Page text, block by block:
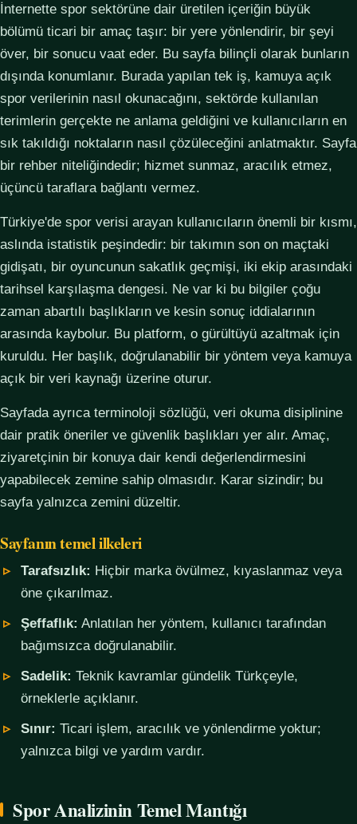
İnternette spor sektörüne dair üretilen içeriğin büyük
bölümü ticari bir amaç taşır: bir yere yönlendirir, bir şeyi
över, bir sonucu vaat eder. Bu sayfa bilinçli olarak bunların
dışında konumlanır. Burada yapılan tek iş, kamuya açık
spor verilerinin nasıl okunacağını, sektörde kullanılan
terimlerin gerçekte ne anlama geldiğini ve kullanıcıların en
sık takıldığı noktaların nasıl çözüleceğini anlatmaktır. Sayfa
bir rehber niteliğindedir; hizmet sunmaz, aracılık etmez,
üçüncü taraflara bağlantı vermez.
Türkiye'de spor verisi arayan kullanıcıların önemli bir kısmı,
aslında istatistik peşindedir: bir takımın son on maçtaki
gidişatı, bir oyuncunun sakatlık geçmişi, iki ekip arasındaki
tarihsel karşılaşma dengesi. Ne var ki bu bilgiler çoğu
zaman abartılı başlıkların ve kesin sonuç iddialarının
arasında kaybolur. Bu platform, o gürültüyü azaltmak için
kuruldu. Her başlık, doğrulanabilir bir yöntem veya kamuya
açık bir veri kaynağı üzerine oturur.
Sayfada ayrıca terminoloji sözlüğü, veri okuma disiplinine
dair pratik öneriler ve güvenlik başlıkları yer alır. Amaç,
ziyaretçinin bir konuya dair kendi değerlendirmesini
yapabilecek zemine sahip olmasıdır. Karar sizindir; bu
sayfa yalnızca zemini düzeltir.
Sayfanın temel ilkeleri
Tarafsızlık: Hiçbir marka övülmez, kıyaslanmaz veya
öne çıkarılmaz.
Şeffaflık: Anlatılan her yöntem, kullanıcı tarafından
bağımsızca doğrulanabilir.
Sadelik: Teknik kavramlar gündelik Türkçeyle,
örneklerle açıklanır.
Sınır: Ticari işlem, aracılık ve yönlendirme yoktur;
yalnızca bilgi ve yardım vardır.
Spor Analizinin Temel Mantığı